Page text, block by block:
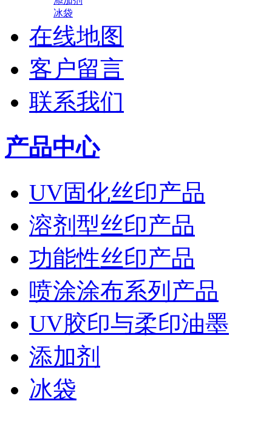
冰袋
在线地图
客户留言
联系我们
产品中心
UV固化丝印产品
溶剂型丝印产品
功能性丝印产品
喷涂涂布系列产品
UV胶印与柔印油墨
添加剂
冰袋